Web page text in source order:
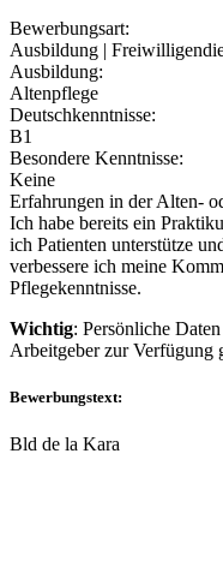
Bewerbungsart:
Ausbildung |
Ausbildung:
Altenpflege
Deutschkenntnisse:
B1
Besondere Kenntnisse:
Keine
Erfahrungen in der Alten-
Ich habe bereits ein
ich Patienten unterstütze
verbessere ich meine
Pflegekenntnisse.
Wichtig: Persönliche
Arbeitgeber zur Verfügung
Bewerbungstext:
Bld de la Kara